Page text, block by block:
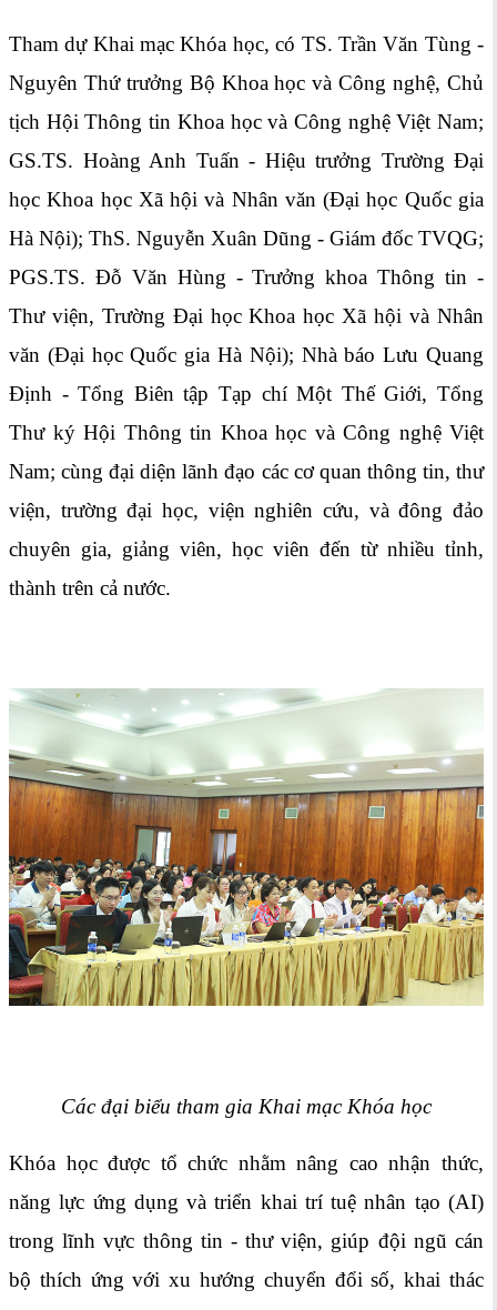
Tham dự Khai mạc Khóa học, có TS. Trần Văn Tùng -
Nguyên Thứ trưởng Bộ Khoa học và Công nghệ, Chủ
tịch Hội Thông tin Khoa học và Công nghệ Việt Nam;
GS.TS. Hoàng Anh Tuấn - Hiệu trưởng Trường Đại
học Khoa học Xã hội và Nhân văn (Đại học Quốc gia
Hà Nội); ThS. Nguyễn Xuân Dũng - Giám đốc TVQG;
PGS.TS. Đỗ Văn Hùng - Trưởng khoa Thông tin -
Thư viện, Trường Đại học Khoa học Xã hội và Nhân
văn (Đại học Quốc gia Hà Nội); Nhà báo Lưu Quang
Định - Tổng Biên tập Tạp chí Một Thế Giới, Tổng
Thư ký Hội Thông tin Khoa học và Công nghệ Việt
Nam; cùng đại diện lãnh đạo các cơ quan thông tin, thư
viện, trường đại học, viện nghiên cứu, và đông đảo
chuyên gia, giảng viên, học viên đến từ nhiều tỉnh,
thành trên cả nước.
Các đại biểu tham gia Khai mạc Khóa học
Khóa học được tổ chức nhằm nâng cao nhận thức,
năng lực ứng dụng và triển khai trí tuệ nhân tạo (AI)
trong lĩnh vực thông tin - thư viện, giúp đội ngũ cán
bộ thích ứng với xu hướng chuyển đổi số, khai thác